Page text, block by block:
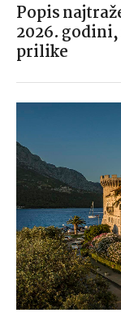
Popis
2026. godini,
prilike